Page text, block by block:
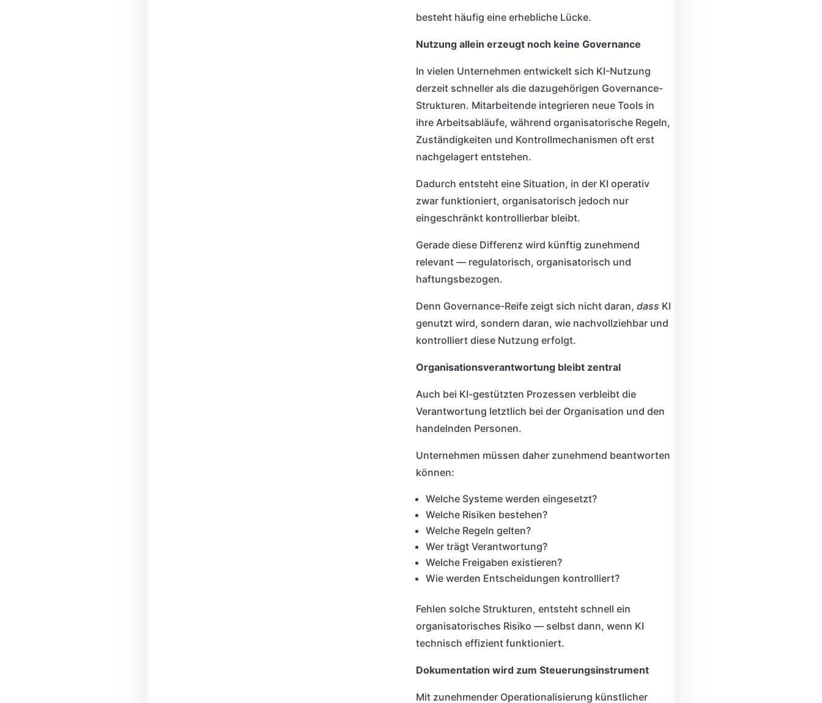
besteht häufig eine erhebliche Lücke.
Nutzung allein erzeugt noch keine Governance
In vielen Unternehmen entwickelt sich KI-Nutzung
derzeit schneller als die dazugehörigen Governance-
Strukturen. Mitarbeitende integrieren neue Tools in
ihre Arbeitsabläufe, während organisatorische Regeln,
Zuständigkeiten und Kontrollmechanismen oft erst
nachgelagert entstehen.
Dadurch entsteht eine Situation, in der KI operativ
zwar funktioniert, organisatorisch jedoch nur
eingeschränkt kontrollierbar bleibt.
Gerade diese Differenz wird künftig zunehmend
relevant — regulatorisch, organisatorisch und
haftungsbezogen.
Denn Governance-Reife zeigt sich nicht daran,dass KI
genutzt wird, sondern daran, wie nachvollziehbar und
kontrolliert diese Nutzung erfolgt.
Organisationsverantwortung bleibt zentral
Auch bei KI-gestützten Prozessen verbleibt die
Verantwortung letztlich bei der Organisation und den
handelnden Personen.
Unternehmen müssen daher zunehmend beantworten
können:
Welche Systeme werden eingesetzt?
Welche Risiken bestehen?
Welche Regeln gelten?
Wer trägt Verantwortung?
Welche Freigaben existieren?
Wie werden Entscheidungen kontrolliert?
Fehlen solche Strukturen, entsteht schnell ein
organisatorisches Risiko — selbst dann, wenn KI
technisch effizient funktioniert.
Dokumentation wird zum Steuerungsinstrument
Mit zunehmender Operationalisierung künstlicher